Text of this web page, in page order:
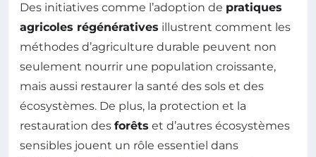
Des initiatives comme l’adoption de pratiques
agricoles régénératives illustrent comment les
méthodes d’agriculture durable peuvent non
seulement nourrir une population croissante,
mais aussi restaurer la santé des sols et des
écosystèmes. De plus, la protection et la
restauration des forêts et d’autres écosystèmes
sensibles jouent un rôle essentiel dans